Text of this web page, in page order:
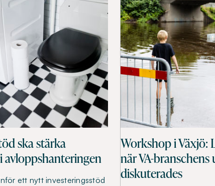
ska stärka
avloppshanteringen
ett nytt investeringsstöd
Workshop i Växjö:
när VA-
diskuterades